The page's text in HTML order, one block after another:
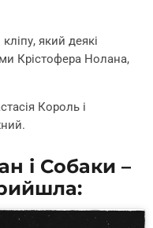
який деякі
Крістофера Нолана,
Король і
і Собаки –